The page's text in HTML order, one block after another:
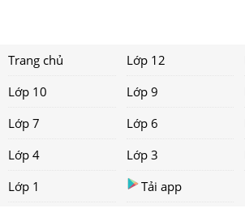
Trang chủ Lớp 12
Lớp 10
Lớp 9
Lớp 7
Lớp 6
Lớp 4
Lớp 3
Lớp 1
Tải app